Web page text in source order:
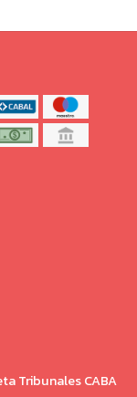
Tribunales CABA